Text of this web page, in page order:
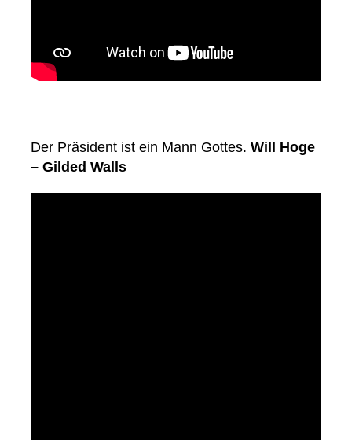
Der Präsident ist ein Mann Gottes. Will Hoge
– Gilded Walls